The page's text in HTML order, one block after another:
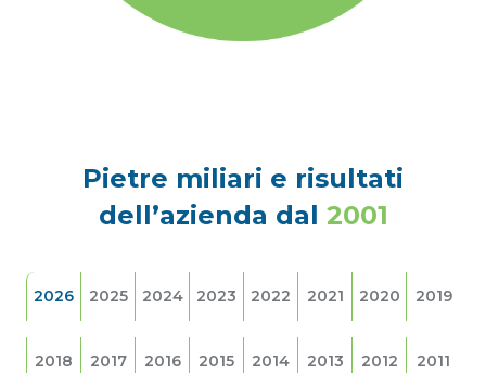
Pietre miliari e risultati
dell’azienda dal 2001
2026 2025 2024 2023 2022 2021 2020 2019
2018 2017 2016 2015 2014 2013 2012 2011